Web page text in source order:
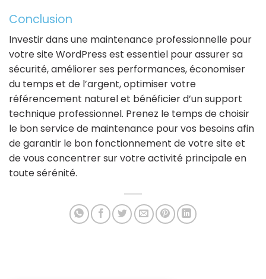
Conclusion
Investir dans une maintenance professionnelle pour
votre site WordPress est essentiel pour assurer sa
sécurité, améliorer ses performances, économiser
du temps et de l’argent, optimiser votre
référencement naturel et bénéficier d’un support
technique professionnel. Prenez le temps de choisir
le bon service de maintenance pour vos besoins afin
de garantir le bon fonctionnement de votre site et
de vous concentrer sur votre activité principale en
toute sérénité.